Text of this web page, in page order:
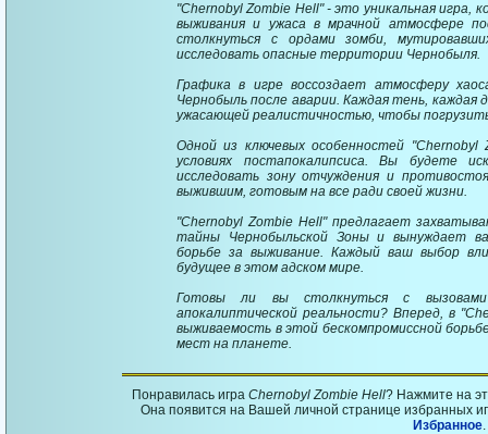
"Chernobyl Zombie Hell" - это уникальная
выживания и ужаса в мрачной атмосфере
столкнуться с ордами зомби,
исследовать опасные территории Чернобыля.
Графика в игре воссоздает атмосферу
Чернобыль после аварии. Каждая тень, каждая
ужасающей реалистичностью, чтобы
Одной из ключевых особенностей "Chernobyl
условиях постапокалипсиса. Вы будете
исследовать зону отчуждения и
выжившим, готовым на все ради своей жизни.
"Chernobyl Zombie Hell" предлагает
тайны Чернобыльской Зоны и вынуждает
борьбе за выживание. Каждый ваш выбор
будущее в этом адском мире.
Готовы ли вы столкнуться с
апокалиптической реальности? Вперед, в
выживаемость в этой бескомпромиссной
мест на планете.
Понравилась игра Chernobyl Zombie Hell? Нажмите на
Она появится на Вашей личной странице избранных
Избранное.